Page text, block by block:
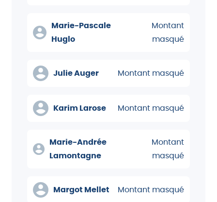
Marie-Pascale
Huglo
Montant
masqué
Julie Auger Montant masqué
Karim Larose Montant masqué
Marie-Andrée
Lamontagne
Montant
masqué
Margot Mellet Montant masqué